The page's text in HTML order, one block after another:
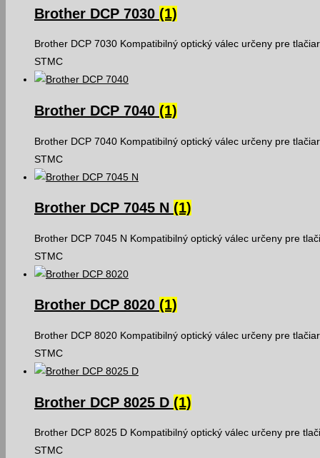
Brother DCP 7030 (1)
Brother DCP 7030 Kompatibilný optický válec určeny pre
STMC
Brother DCP 7040 (1)
Brother DCP 7040 Kompatibilný optický válec určeny pre
STMC
Brother DCP 7045 N (1)
Brother DCP 7045 N Kompatibilný optický válec určeny pre
STMC
Brother DCP 8020 (1)
Brother DCP 8020 Kompatibilný optický válec určeny pre
STMC
Brother DCP 8025 D (1)
Brother DCP 8025 D Kompatibilný optický válec určeny pre
STMC